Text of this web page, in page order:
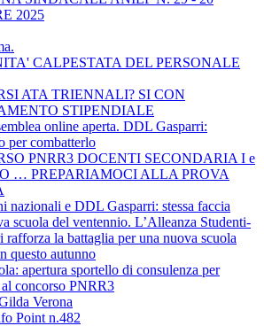
2025
CALPESTATA DEL PERSONALE
ATA TRIENNALI? SI CON
STIPENDIALE
online aperta. DDL Gasparri:
per combatterlo
PNRR3 DOCENTI SECONDARIA I e
… PREPARIAMOCI ALLA PROVA
nazionali e DDL Gasparri: stessa faccia
scuola del ventennio. L’Alleanza Studenti-
rafforza la battaglia per una nuova scuola
questo autunno
apertura sportello di consulenza per
concorso PNRR3
Verona
Point n.482